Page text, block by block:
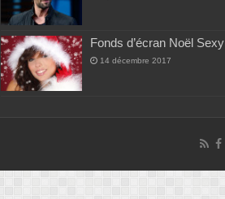
Fonds d’écran Noël Sexy
14 décembre 2017